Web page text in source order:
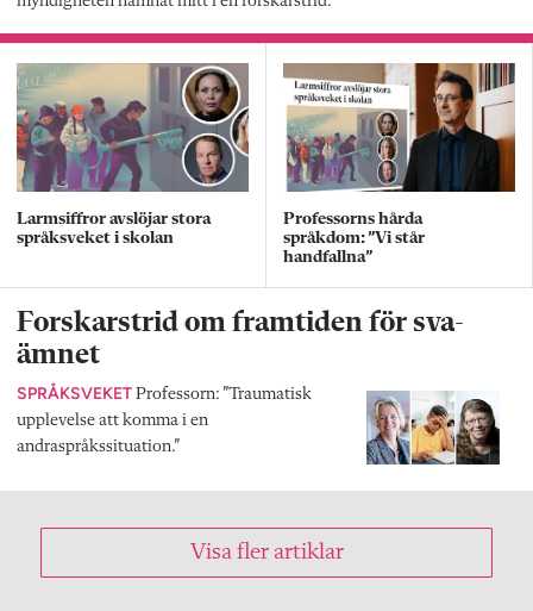
Larmsiffror avslöjar stora
språksveket i skolan
Professorns hårda
språkdom: ”Vi står
handfallna”
Forskarstrid om framtiden för sva-
ämnet
SPRÅKSVEKET Professorn: ”Traumatisk
upplevelse att komma i en
andraspråkssituation.”
Visa fler artiklar